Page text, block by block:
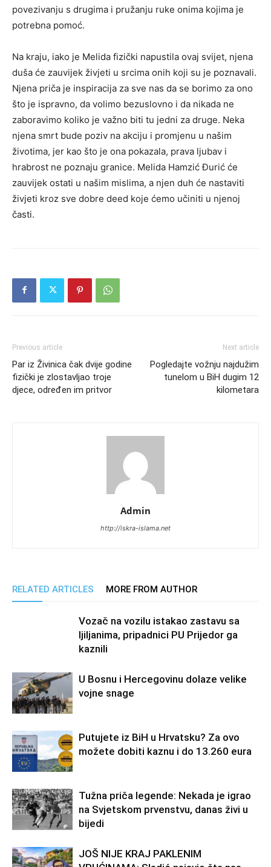
povezivanju s drugima i pružanju ruke onima kojima je
potrebna pomoć.
Na kraju, iako je Melida fizički napustila ovaj svijet, njena
duša će zauvijek živjeti u srcima onih koji su je poznavali.
Njena priča je inspiracija za sve nas da se borimo za ono
što je ispravno, da volimo bezuslovno i da nikada ne
zaboravimo koliko je važno biti tu jedni za druge. Neka
njena smrt bude poziv na akciju i promjenu u našim
životima, jer kao što je ona pokazala, prava ljubav i
hrabrost ne poznaju granice. Melida Hamzić Đurić će
zauvijek ostati u našim mislima, a njen duh će nastaviti
živjeti kroz sve dobre deed koje ćemo učiniti u njenoj
časti.
Previous article
Par iz Živinica čak dvije godine
fizički je zlostavljao troje
djece, određen im pritvor
Next article
Pogledajte vožnju najdužim
tunelom u BiH dugim 12
kilometara
Admin
http://iskra-islama.net
RELATED ARTICLES MORE FROM AUTHOR
Vozač na vozilu istakao zastavu sa
ljiljanima, pripadnici PU Prijedor ga
kaznili
U Bosnu i Hercegovinu dolaze velike
vojne snage
Putujete iz BiH u Hrvatsku? Za ovo
možete dobiti kaznu i do 13.260 eura
Tužna priča legende: Nekada je igrao
na Svjetskom prvenstvu, danas živi u
bijedi
JOŠ NIJE KRAJ PAKLENIM